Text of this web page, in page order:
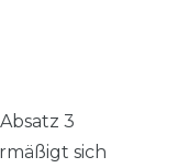
3
sich